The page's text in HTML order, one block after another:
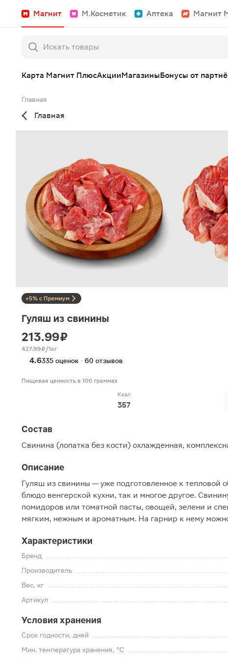
Магнит М.Косметик Аптека Магнит
Карта Магнит ПлюсАкцииМагазиныБонусы от
Главная
Главная
+5% с Премиум
Гуляш из свинины
213.99 ₽
427.99 ₽/1кг
4.6335 оценок · 60 отзывов
Пищевая ценность в 100 граммах
Ккал
357
Состав
Свинина (лопатка без кости) охлажденная,
Описание
Гуляш из свинины — уже подготовленное к тепловой
блюдо венгерской кухни, так и многое другое.
помидоров или томатной пасты, овощей, зелени и
мягким, нежным и ароматным. На гарнир к нему
Характеристики
Бренд
Производитель
Вес, кг
Артикул
Условия хранения
Срок годности, дней
Мин. температура хранения, °C